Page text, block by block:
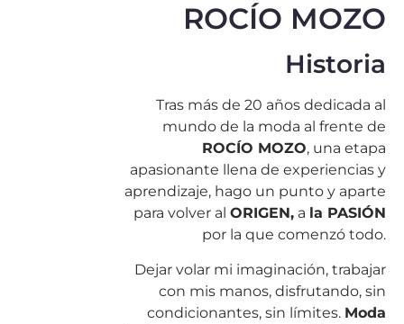
ROCÍO MOZO
Historia
Tras más de 20 años dedicada al
mundo de la moda al frente de
ROCÍO MOZO, una etapa
apasionante llena de experiencias y
aprendizaje, hago un punto y aparte
para volver al ORIGEN, a la PASIÓN
por la que comenzó todo.
Dejar volar mi imaginación, trabajar
con mis manos, disfrutando, sin
condicionantes, sin límites. Moda